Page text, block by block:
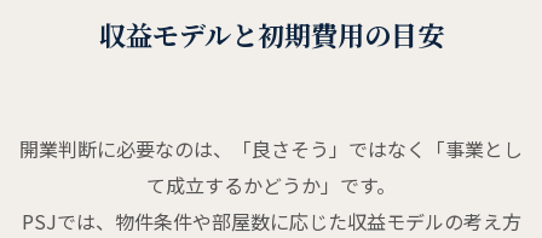
収益モデルと初期費用の目安
開業判断に必要なのは、「良さそう」ではなく「事業とし
て成立するかどうか」です。
PSJでは、物件条件や部屋数に応じた収益モデルの考え方